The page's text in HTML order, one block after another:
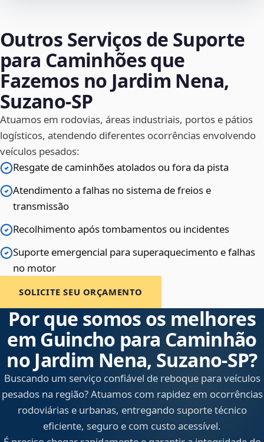
Outros Serviços de Suporte
para Caminhões que
Fazemos no Jardim Nena,
Suzano‑SP
Atuamos em rodovias, áreas industriais, portos e pátios
logísticos, atendendo diferentes ocorrências envolvendo
veículos pesados:
Resgate de caminhões atolados ou fora da pista
Atendimento a falhas no sistema de freios e
transmissão
Recolhimento após tombamentos ou incidentes
Suporte emergencial para superaquecimento e falhas
no motor
SOLICITE SEU ORÇAMENTO
Por que somos os melhores
em Guincho para Caminhão
no Jardim Nena, Suzano‑SP?
Buscando um serviço confiável de reboque para veículos
pesados na região? Atuamos com rapidez em ocorrências
rodoviárias e urbanas, entregando suporte técnico
eficiente, seguro e com custo acessível.